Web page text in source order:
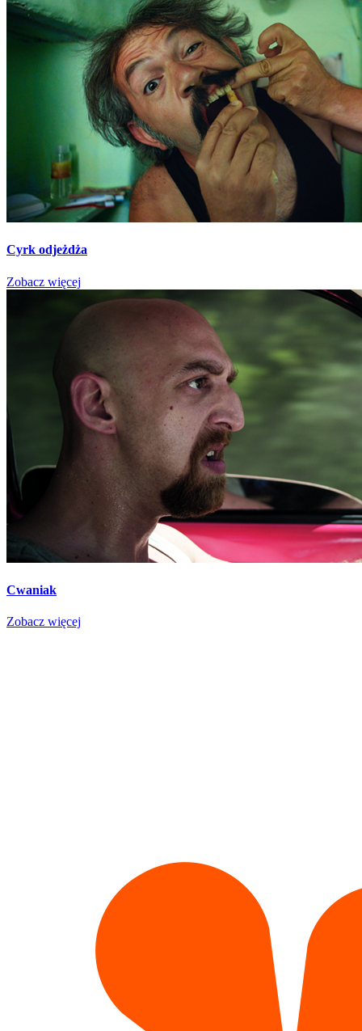
Cyrk odjeżdża
Zobacz więcej
Cwaniak
Zobacz więcej